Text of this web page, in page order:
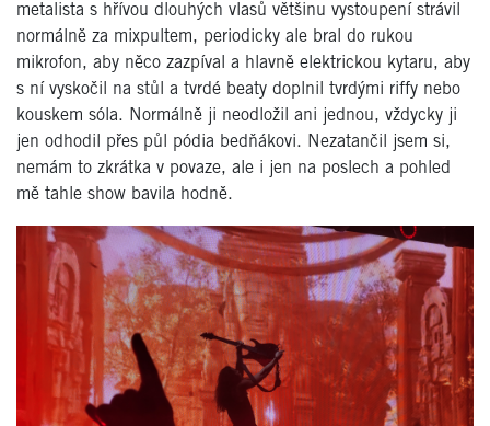
metalista s hřívou dlouhých vlasů většinu vystoupení strávil
normálně za mixpultem, periodicky ale bral do rukou
mikrofon, aby něco zazpíval a hlavně elektrickou kytaru, aby
s ní vyskočil na stůl a tvrdé beaty doplnil tvrdými riffy nebo
kouskem sóla. Normálně ji neodložil ani jednou, vždycky ji
jen odhodil přes půl pódia bedňákovi. Nezatančil jsem si,
nemám to zkrátka v povaze, ale i jen na poslech a pohled
mě tahle show bavila hodně.